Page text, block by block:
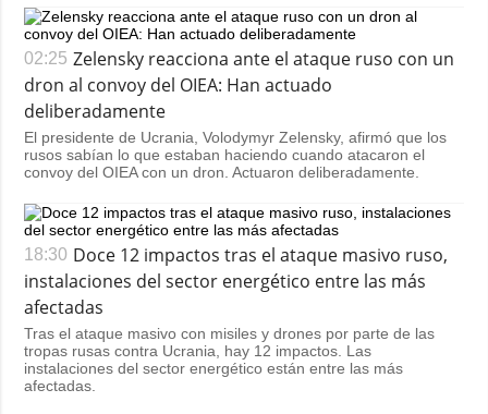
02:25 Zelensky reacciona ante el ataque ruso con un
dron al convoy del OIEA: Han actuado
deliberadamente
El presidente de Ucrania, Volodymyr Zelensky, afirmó que los
rusos sabían lo que estaban haciendo cuando atacaron el
convoy del OIEA con un dron. Actuaron deliberadamente.
18:30 Doce 12 impactos tras el ataque masivo ruso,
instalaciones del sector energético entre las más
afectadas
Tras el ataque masivo con misiles y drones por parte de las
tropas rusas contra Ucrania, hay 12 impactos. Las
instalaciones del sector energético están entre las más
afectadas.